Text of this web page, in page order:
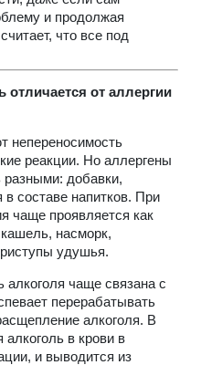
и продолжая
что все под
отличается от аллергии
непереносимость
реакции. Но аллергены
разными: добавки,
в составе напитков. При
чаще проявляется как
насморк,
удушья.
алкоголя чаще связана с
перерабатывать
алкоголя. В
алкоголь в крови в
и выводится из